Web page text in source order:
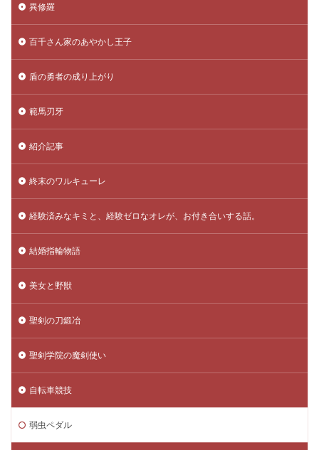
異修羅
百千さん家のあやかし王子
盾の勇者の成り上がり
範馬刃牙
紹介記事
終末のワルキューレ
経験済みなキミと、経験ゼロなオレが、お付き合いする話。
結婚指輪物語
美女と野獣
聖剣の刀鍛冶
聖剣学院の魔剣使い
自転車競技
弱虫ペダル